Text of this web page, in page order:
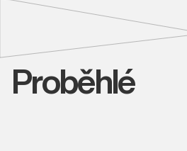
Proběhlé